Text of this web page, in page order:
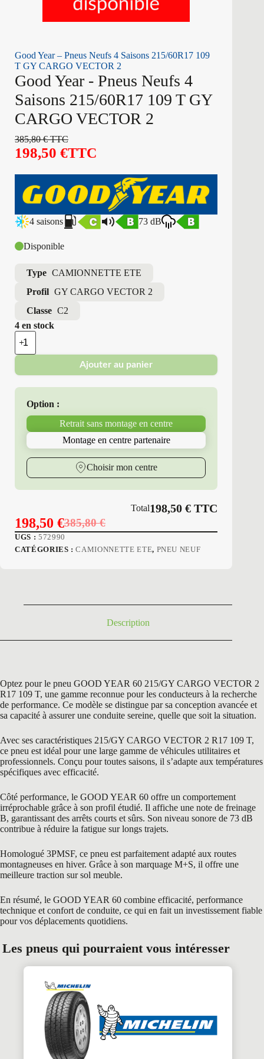
Good Year – Pneus Neufs 4 Saisons 215/60R17 109
T GY CARGO VECTOR 2
Good Year - Pneus Neufs 4
Saisons 215/60R17 109 T GY
CARGO VECTOR 2
385,80€TTC
198,50 €TTC
4 saisons 73 dB
Disponible
Type CAMIONNETTE ETE
Profil GY CARGO VECTOR 2
Classe C2
4 en stock
quantité
de
Good
-
Pneus
Saisons
109
VECTOR
2
Ajouter au panier
Option :
Retrait sans montage en centre
Montage en centre partenaire
Choisir mon centre
Total198,50€ TTC
385,80€
Le
prix
198,50 €
Le
prix
UGS : 572990
CATÉGORIES :CAMIONNETTE ETE, PNEU NEUF
Description
Optez pour le pneu GOOD YEAR 60 215/GY CARGO VECTOR 2
R17 109 T, une gamme reconnue pour les conducteurs à la recherche
de performance. Ce modèle se distingue par sa conception avancée et
sa capacité à assurer une conduite sereine, quelle que soit la situation.
Avec ses caractéristiques 215/GY CARGO VECTOR 2 R17 109 T,
ce pneu est idéal pour une large gamme de véhicules utilitaires et
professionnels. Conçu pour toutes saisons, il s’adapte aux températures
spécifiques avec efficacité.
Côté performance, le GOOD YEAR 60 offre un comportement
irréprochable grâce à son profil étudié. Il affiche une note de freinage
B, garantissant des arrêts courts et sûrs. Son niveau sonore de 73 dB
contribue à réduire la fatigue sur longs trajets.
Homologué 3PMSF, ce pneu est parfaitement adapté aux routes
montagneuses en hiver. Grâce à son marquage M+S, il offre une
meilleure traction sur sol meuble.
En résumé, le GOOD YEAR 60 combine efficacité, performance
technique et confort de conduite, ce qui en fait un investissement fiable
pour vos déplacements quotidiens.
Les pneus qui pourraient vous intéresser